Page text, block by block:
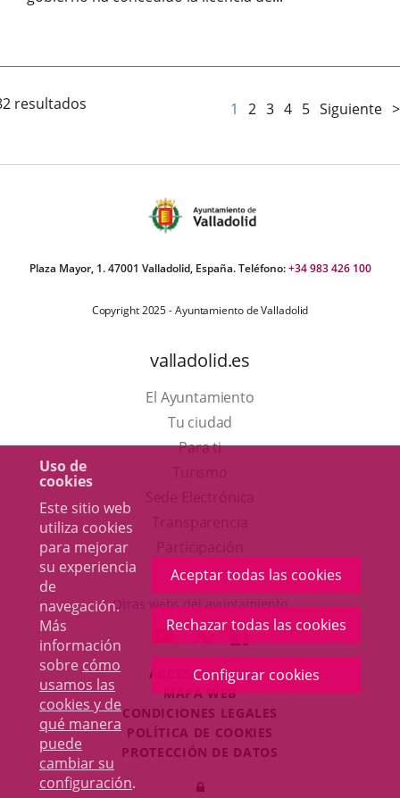
Uso de
cookies
Este sitio web
utiliza cookies
para mejorar
su experiencia
de
navegación.
Más
información
sobre cómo
usamos las
cookies y de
qué manera
puede
cambiar su
configuración.
Aceptar todas las cookies
Rechazar todas las cookies
Configurar cookies
noticia
resultados 1 2 3 4 5 Siguiente
Plaza Mayor, 1. 47001 Valladolid, España. Teléfono:+34 983 426 100
Copyright 2025 - Ayuntamiento de Valladolid
valladolid.es
El Ayuntamiento
Tu ciudad
Para ti
en
una
ventana
nueva.
aplicación
externa.
Otras webs del ayuntamiento
ENLACE
A
UNA
APLICACIÓN
EXTERNA.
ENLACE
A
UNA
APLICACIÓN
EXTERNA.
ENLACE
A
UNA
EXTERNA.
ACCESIBILIDAD
MAPA WEB
CONDICIONES LEGALES
POLÍTICA DE COOKIES
PROTECCIÓN DE DATOS
Iniciar